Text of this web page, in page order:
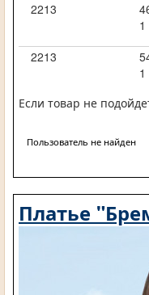
2213
2213
Если товар не
Пользователь не найден
Платье